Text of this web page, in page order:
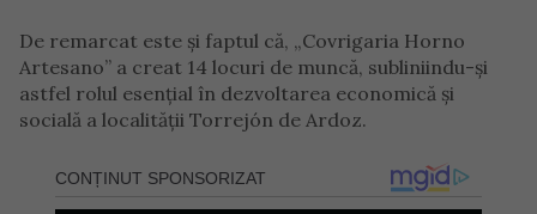
De remarcat este și faptul că, „Covrigaria Horno
Artesano” a creat 14 locuri de muncă, subliniindu-și
astfel rolul esențial în dezvoltarea economică și
socială a localității Torrejón de Ardoz.